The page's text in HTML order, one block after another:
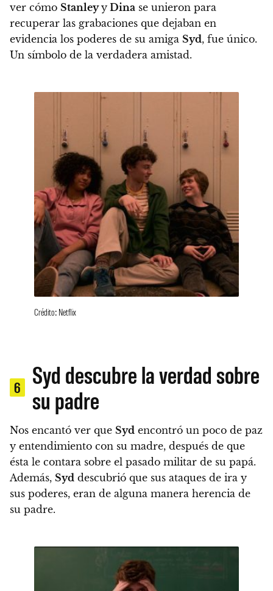
ver cómo Stanleyy Dina se unieron para
recuperar las grabaciones que dejaban en
evidencia los poderes de su amiga Syd, fue único.
Un símbolo de la verdadera amistad.
Crédito: Netflix
6
Syd descubre la verdad sobre
su padre
Nos encantó ver que Syd encontró un poco de paz
y entendimiento con su madre, después de que
ésta le contara sobre el pasado militar de su papá.
Además, Syd descubrió que sus ataques de ira y
sus poderes, eran de alguna manera herencia de
su padre.